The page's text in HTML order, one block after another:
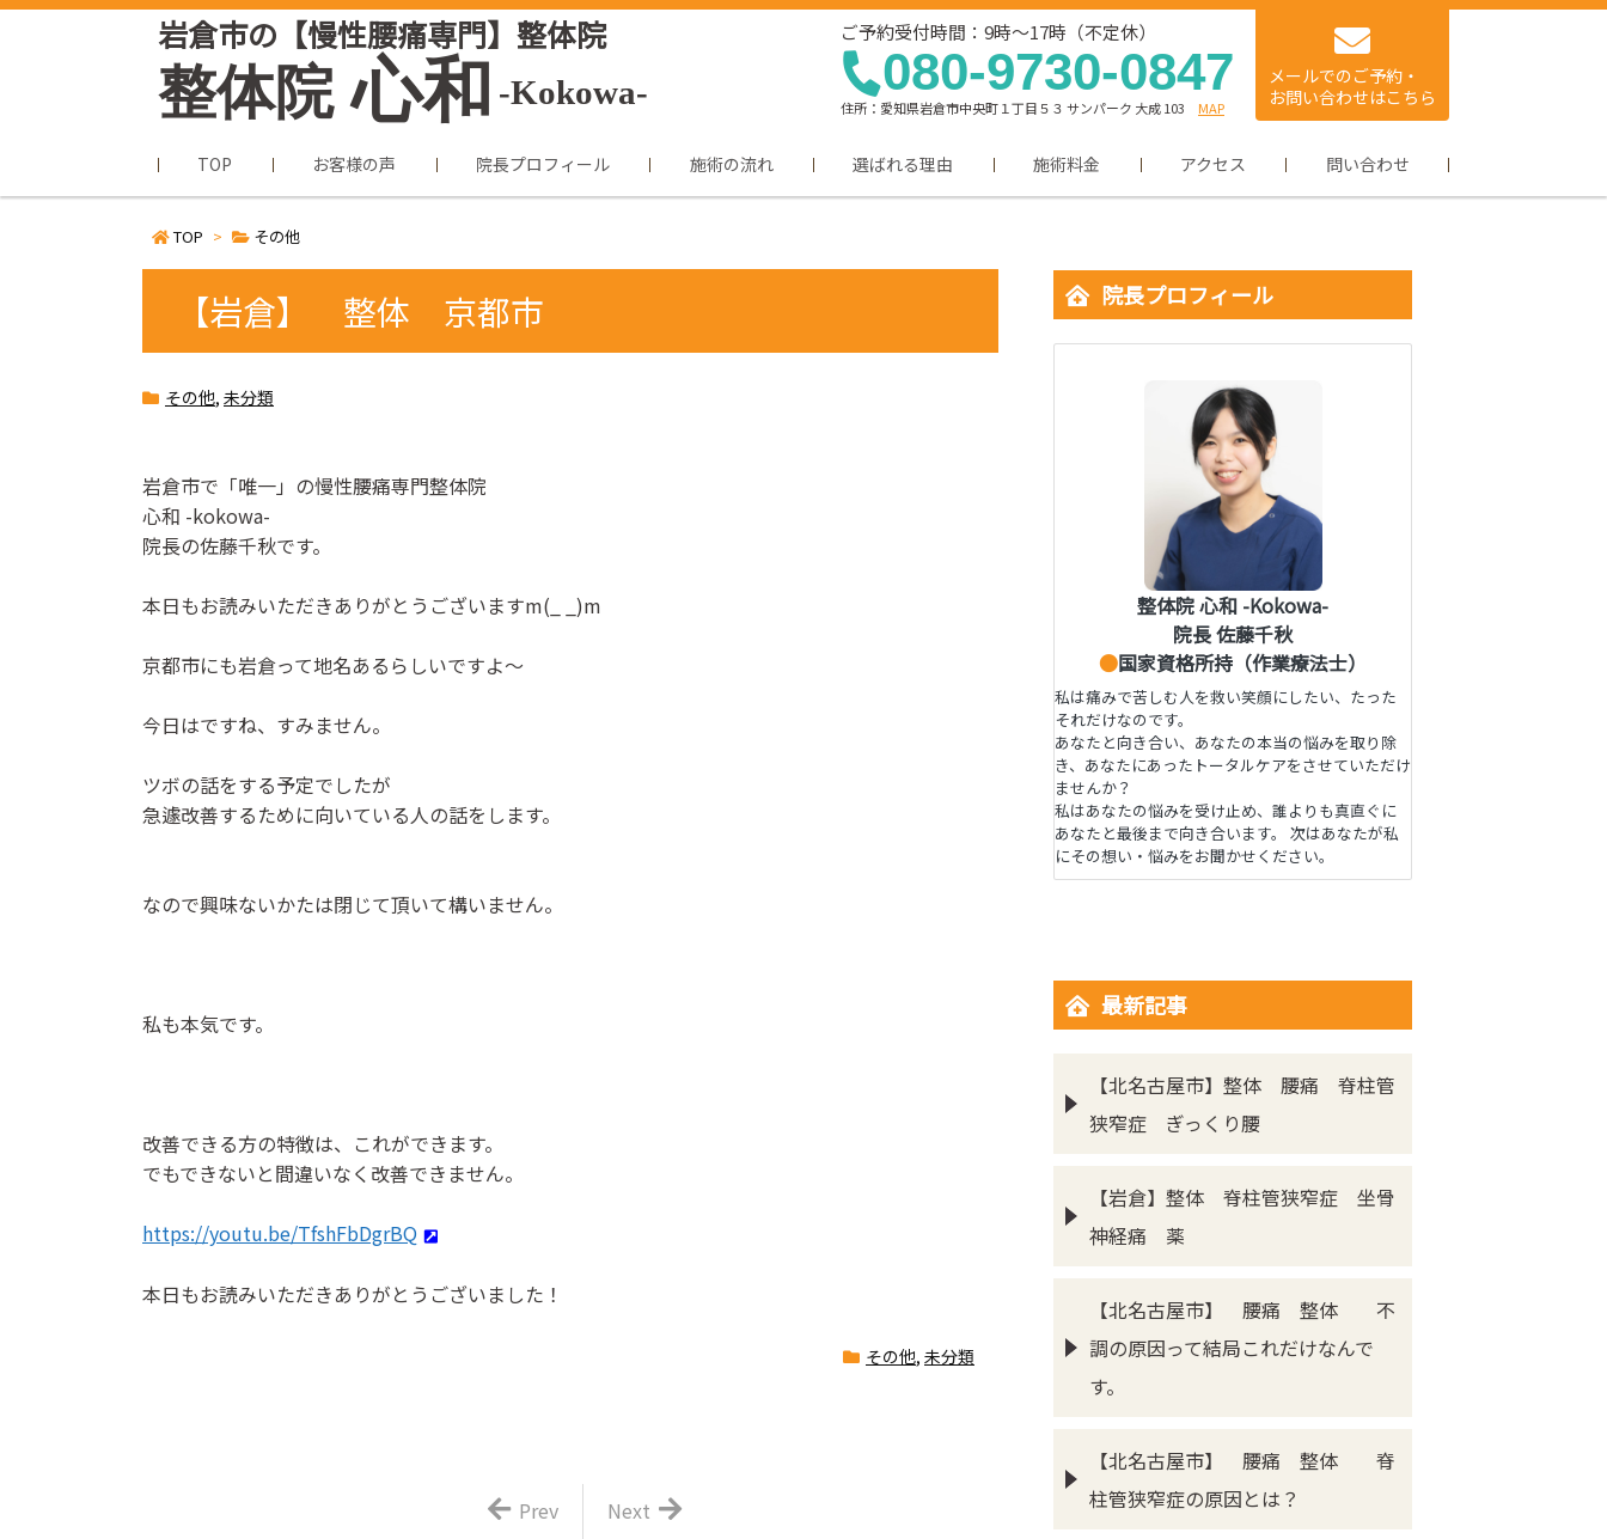
岩倉市の【慢性腰痛専門】整体院
整体院 心和 -Kokowa-
ご予約受付時間：9時～17時（不定休）
080-9730-0847
住所：愛知県岩倉市中央町１丁目５３ サンパーク 大成 103 MAP
メールでのご予約・
お問い合わせはこちら
TOP お客様の声 院長プロフィール 施術の流れ 選ばれる理由 施術料金 アクセス 問い合わせ
TOP > その他
【岩倉】 整体 京都市
その他, 未分類
岩倉市で「唯一」の慢性腰痛専門整体院
心和 -kokowa-
院長の佐藤千秋です。
本日もお読みいただきありがとうございますm(_ _)m
京都市にも岩倉って地名あるらしいですよ〜
今日はですね、すみません。
ツボの話をする予定でしたが
急遽改善するために向いている人の話をします。
なので興味ないかたは閉じて頂いて構いません。
私も本気です。
改善できる方の特徴は、これができます。
でもできないと間違いなく改善できません。
https://youtu.be/TfshFbDgrBQ
本日もお読みいただきありがとうございました！
その他, 未分類
Next
Prev
院長プロフィール
整体院 心和 -Kokowa-
院長 佐藤千秋
●国家資格所持（作業療法士）
私は痛みで苦しむ人を救い笑顔にしたい、たった
それだけなのです。
あなたと向き合い、あなたの本当の悩みを取り除
き、あなたにあったトータルケアをさせていただけ
ませんか？
私はあなたの悩みを受け止め、誰よりも真直ぐに
あなたと最後まで向き合います。 次はあなたが私
にその想い・悩みをお聞かせください。
最新記事
【北名古屋市】整体 腰痛 脊柱管
狭窄症 ぎっくり腰
【岩倉】整体 脊柱管狭窄症 坐骨
神経痛 薬
【北名古屋市】 腰痛 整体 不
調の原因って結局これだけなんで
す。
【北名古屋市】 腰痛 整体 脊
柱管狭窄症の原因とは？